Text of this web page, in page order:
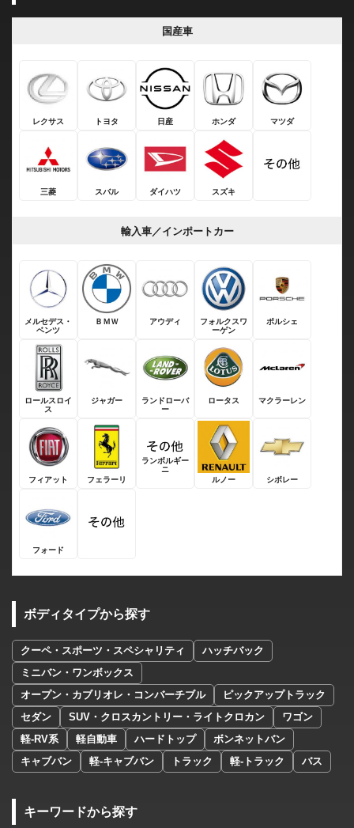
国産車
レクサス トヨタ 日産 ホンダ マツダ
三菱 スバル ダイハツ スズキ
輸入車／インポートカー
メルセデス・
ベンツ
ＢＭＷ アウディ
フォルクスワ
ーゲン
ポルシェ
ロールスロイ
ス
ジャガー
ランドローバ
ー
ロータス マクラーレン
フィアット フェラーリ
ランボルギー
ニ
ルノー
シボレー
フォード
ボディタイプから探す
クーペ・スポーツ・スペシャリティ
ハッチバック
ミニバン・ワンボックス
オープン・カブリオレ・コンバーチブル
ピックアップトラック
セダン
SUV・クロスカントリー・ライトクロカン
ワゴン
軽-RV系
軽自動車 ハードトップ
ボンネットバン
キャブバン
軽-キャブバン トラック 軽-トラック バス
キーワードから探す